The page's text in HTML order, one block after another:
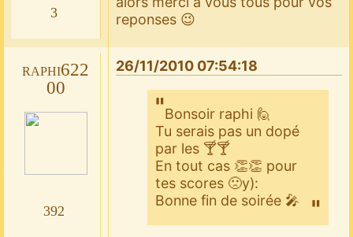
3
reponses 😉
raphi622
00
392
26/11/2010 07:54:18
Bonsoir raphi 🙋
Tu serais pas un dopé
par les 🍸🍸
En tout cas 👏👏 pour
tes scores 🙁y):
Bonne fin de soirée 🎤